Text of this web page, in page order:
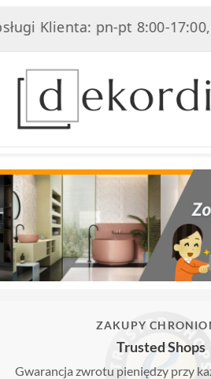
pn-pt 8:00-17:00, sob
ZAKUPY
Trusted Shops
Gwarancja zwrotu pieniędzy przy